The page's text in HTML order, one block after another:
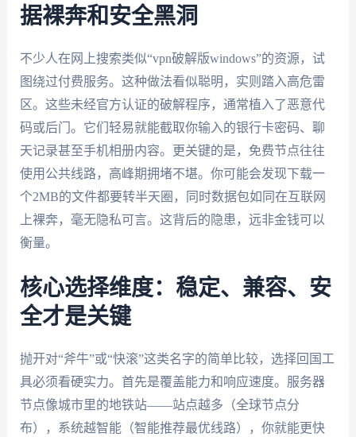
据裸奔和安全黑洞
不少人在网上搜索类似“vpn破解版windows”的资源，试
图绕过付费服务。这种做法看似聪明，实则踏入高危雷
区。这些未经官方认证的破解程序，通常植入了恶意代
码或后门。它们轻易就能截取你输入的银行卡密码、聊
天记录甚至手机相册内容。更关键的是，免费节点往往
使用公共线路，高峰期拥堵不堪。你可能会发现下载一
个2MB的文件都要转半天圈，同时数据包如同在互联网
上裸奔，毫无隐私可言。这背后的隐患，远非金钱可以
衡量。
核心选择维度：稳定、兼容、安
全才是关键
抛开对“斧牛”或“快滚”这类名字的简单比较，选择回国工
具必须看硬实力。首先是覆盖能力和响应速度。服务器
节点像城市里的地铁站——站点越多（全球节点分
布），系统越智能（智能推荐最优线路），你就能更快